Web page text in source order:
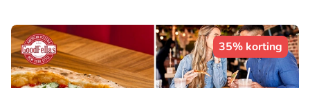
35% korting